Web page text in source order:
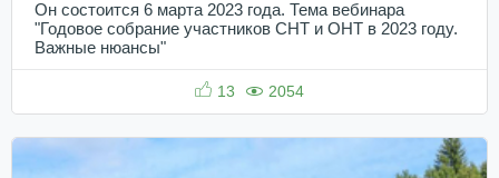
Он состоится 6 марта 2023 года. Тема вебинара
"Годовое собрание участников СНТ и ОНТ в 2023 году.
Важные нюансы"
13 2054